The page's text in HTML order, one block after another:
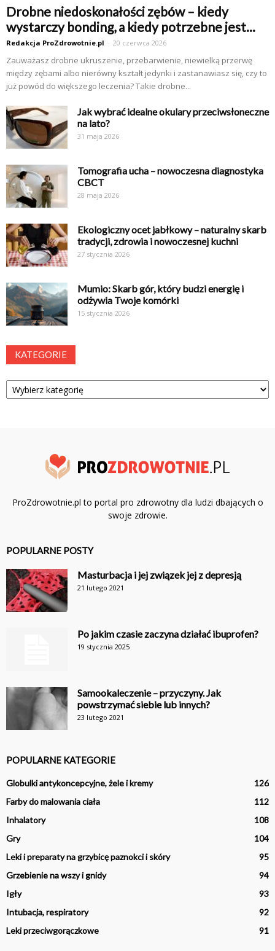
Drobne niedoskonałości zębów – kiedy
wystarczy bonding, a kiedy potrzebne jest...
Redakcja ProZdrowotnie.pl - 20 czerwca 2026
Zauważasz drobne ukruszenie, przebarwienie, niewielką przerwę
między zębami albo nierówny kształt jedynki i zastanawiasz się, czy to
już powód do większego leczenia? Takie drobne...
Jak wybrać idealne okulary przeciwsłoneczne
na lato?
31 maja 2026
Tomografia ucha – nowoczesna diagnostyka
CBCT
28 maja 2026
Ekologiczny ocet jabłkowy – naturalny skarb
tradycji, zdrowia i nowoczesnej kuchni
27 stycznia 2026
Mumio: Skarb gór, który budzi energię i
odżywia Twoje komórki
15 stycznia 2026
KATEGORIE
Kategorie
ProZdrowotnie.pl to portal pro zdrowotny dla ludzi dbających o
swoje zdrowie.
POPULARNE POSTY
Masturbacja i jej związek jej z depresją
21 lutego 2021
Po jakim czasie zaczyna działać ibuprofen?
19 stycznia 2025
Samookaleczenie – przyczyny. Jak
powstrzymać siebie lub innych?
23 lutego 2021
POPULARNE KATEGORIE
Globulki antykoncepcyjne, żele i kremy
126
Farby do malowania ciała
112
Inhalatory
108
Gry
104
Leki i preparaty na grzybicę paznokci i skóry
95
Grzebienie na wszy i gnidy
94
Igły
93
Intubacja, respiratory
92
Leki przeciwgorączkowe
91